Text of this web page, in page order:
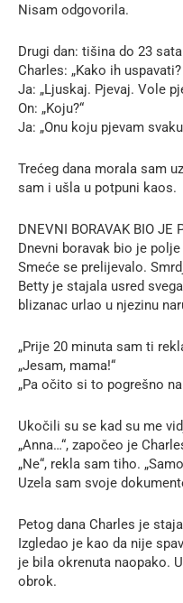
Nisam odgovorila.
Drugi dan: tišina do 23
Charles: „Kako ih
Ja: „Ljuskaj. Pjevaj. Vole
On: „Koju?“
Ja: „Onu koju pjevam
Trećeg dana morala sam
sam i ušla u potpuni kaos.
DNEVNI BORAVAK BIO JE
Dnevni boravak bio je
Smeće se prelijevalo.
Betty je stajala usred
blizanac urlao u njezinu
„Prije 20 minuta sam ti
„Jesam, mama!“
„Pa očito si to pogrešno
Ukočili su se kad su me
„Anna…“, započeo je
„Ne“, rekla sam tiho.
Uzela sam svoje
Petog dana Charles je
Izgledao je kao da nije
je bila okrenuta naopako.
obrok.